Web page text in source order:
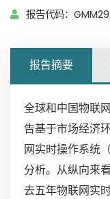
报告代码：
报告摘要
全球和中国物联
告基于市场经济
网实时操作系统
分析。从纵向来
去五年物联网实